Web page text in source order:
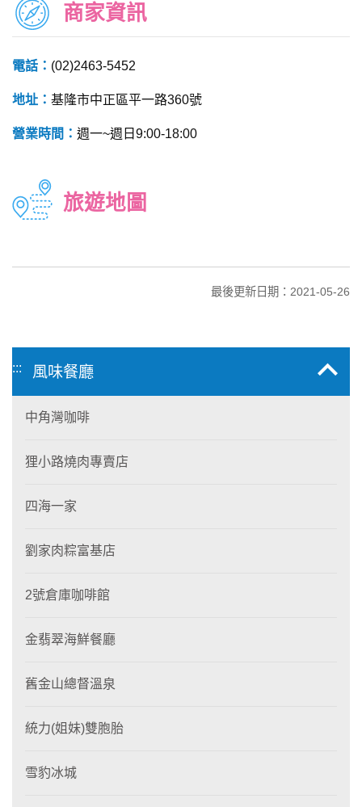
商家資訊
電話： (02)2463-5452
地址： 基隆市中正區平一路360號
營業時間： 週一~週日9:00-18:00
旅遊地圖
最後更新日期：2021-05-26
::: 風味餐廳
中角灣咖啡
狸小路燒肉專賣店
四海一家
劉家肉粽富基店
2號倉庫咖啡館
金翡翠海鮮餐廳
舊金山總督溫泉
統力(姐妹)雙胞胎
雪豹冰城